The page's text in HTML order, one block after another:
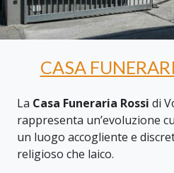
CASA
La Casa Funeraria Rossi di
rappresenta un’evoluzione
un luogo accogliente e
religioso che laico.